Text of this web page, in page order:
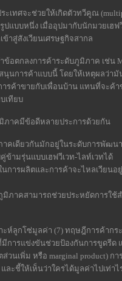
ะเทศจะช่วยให้เกิดตัวทวีคูณ
แบบหนึ่ง เมื่ออุปมากับนักมวยเฮฟ
าสู่สังเวียนเศรษฐกิจสากล
ข้อตกลงการค้าระดับภูมิภาค เช่น
นการค้าแบบนี้ โดยให้เหตุผลว่า
รค้าขายกับเพื่อนบ้าน แทนที่จะค้
เทียบ
ภาคมีข้อดีหลายประการด้วยกัน
คเดียวกันมักอยู่ในระดับการพัฒน
ข้ามรุ่นแบบเฮฟวีเวท-ไลท์เวทได้
นการผลิตและการค้าจะไหลเวียน
ภาคสามารถช่วยประหยัดการใช้
ะห์ลูกโซ่มูลค่า (7) ทฤษฎีการค้าก
การแข่งขันช่วยป้องกันการขูดรีด
วนเพิ่ม หรือ marginal product)
ะชี้ให้เห็นว่าใครได้มูลค่าไปเท่า